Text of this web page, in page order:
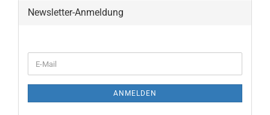
Newsletter-Anmeldung
ANMELDEN